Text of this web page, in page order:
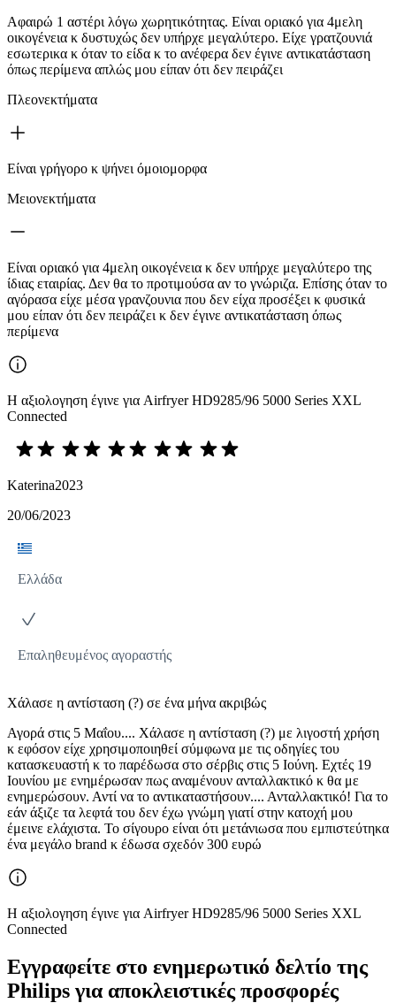
Αφαιρώ 1 αστέρι λόγω χωρητικότητας. Είναι οριακό για 4μελη
οικογένεια κ δυστυχώς δεν υπήρχε μεγαλύτερο. Είχε γρατζουνιά
εσωτερικα κ όταν το είδα κ το ανέφερα δεν έγινε αντικατάσταση
όπως περίμενα απλώς μου είπαν ότι δεν πειράζει
Πλεονεκτήματα
Είναι γρήγορο κ ψήνει όμοιομορφα
Μειονεκτήματα
Είναι οριακό για 4μελη οικογένεια κ δεν υπήρχε μεγαλύτερο της
ίδιας εταιρίας. Δεν θα το προτιμούσα αν το γνώριζα. Επίσης όταν το
αγόρασα είχε μέσα γρανζουνια που δεν είχα προσέξει κ φυσικά
μου είπαν ότι δεν πειράζει κ δεν έγινε αντικατάσταση όπως
περίμενα
Η αξιολογηση έγινε για Airfryer HD9285/96 5000 Series XXL
Connected
Katerina2023
20/06/2023
Ελλάδα
Επαληθευμένος αγοραστής
Χάλασε η αντίσταση (?) σε ένα μήνα ακριβώς
Αγορά στις 5 Μαΐου.... Χάλασε η αντίσταση (?) με λιγοστή χρήση
κ εφόσον είχε χρησιμοποιηθεί σύμφωνα με τις οδηγίες του
κατασκευαστή κ το παρέδωσα στο σέρβις στις 5 Ιούνη. Εχτές 19
Ιουνίου με ενημέρωσαν πως αναμένουν ανταλλακτικό κ θα με
ενημερώσουν. Αντί να το αντικαταστήσουν.... Ανταλλακτικό! Για το
εάν άξιζε τα λεφτά του δεν έχω γνώμη γιατί στην κατοχή μου
έμεινε ελάχιστα. Το σίγουρο είναι ότι μετάνιωσα που εμπιστεύτηκα
ένα μεγάλο brand κ έδωσα σχεδόν 300 ευρώ
Η αξιολογηση έγινε για Airfryer HD9285/96 5000 Series XXL
Connected
Εγγραφείτε στο ενημερωτικό δελτίο της
Philips για αποκλειστικές προσφορές